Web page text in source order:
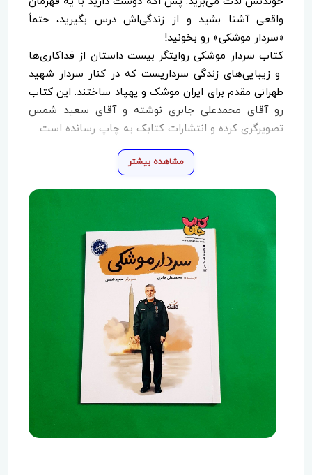
واقعی آشنا بشید و از زندگی‌اش درس بگیرید، حتماً
«سردار موشکی» رو بخونید!
کتاب سردار موشکی روایتگر بیست داستان از فداکاری‌ها
و زیبایی‌های زندگی سرداریست که در کنار سردار شهید
طهرانی مقدم برای ایران موشک و پهپاد ساختند. این کتاب
رو آقای محمدعلی جابری نوشته و آقای سعید شمس
تصویرگری کرده و انتشارات کتابک به چاپ رسانده است.
مشاهده بیشتر